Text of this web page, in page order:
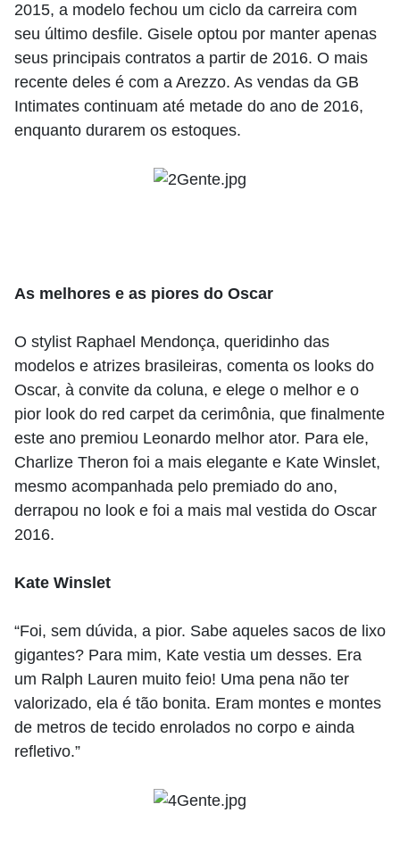
2015, a modelo fechou um ciclo da carreira com
seu último desfile. Gisele optou por manter apenas
seus principais contratos a partir de 2016. O mais
recente deles é com a Arezzo. As vendas da GB
Intimates continuam até metade do ano de 2016,
enquanto durarem os estoques.
As melhores e as piores do Oscar
O stylist Raphael Mendonça, queridinho das
modelos e atrizes brasileiras, comenta os looks do
Oscar, à convite da coluna, e elege o melhor e o
pior look do red carpet da cerimônia, que finalmente
este ano premiou Leonardo melhor ator. Para ele,
Charlize Theron foi a mais elegante e Kate Winslet,
mesmo acompanhada pelo premiado do ano,
derrapou no look e foi a mais mal vestida do Oscar
2016.
Kate Winslet
“Foi, sem dúvida, a pior. Sabe aqueles sacos de lixo
gigantes? Para mim, Kate vestia um desses. Era
um Ralph Lauren muito feio! Uma pena não ter
valorizado, ela é tão bonita. Eram montes e montes
de metros de tecido enrolados no corpo e ainda
refletivo.”